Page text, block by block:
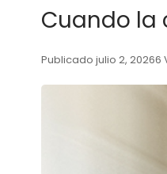
Cuando la
Publicado julio 2, 20266